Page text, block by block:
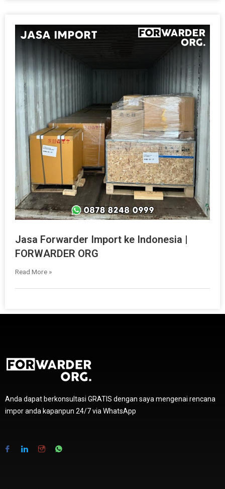
Jasa Forwarder Import ke Indonesia |
FORWARDER ORG
Read More »
Anda dapat berkonsultasi GRATIS dengan saya mengenai rencana
impor anda kapanpun 24/7 via WhatsApp